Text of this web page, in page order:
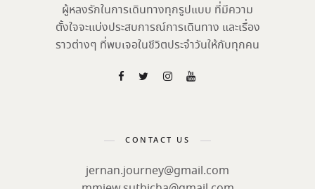
ผู้หลงรักในการเดินทางทุกรูปแบบ ที่มีความ
ตั้งใจจะแบ่งประสบการณ์การเดินทาง และเรื่อง
ราวต่างๆ ที่พบเจอในชีวิตประจำวันให้กับทุกคน
CONTACT US
jernan.journey@gmail.com